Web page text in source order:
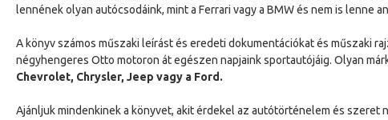
lennének olyan autócsodáink, mint a Ferrari vagy a BMW és nem is lenne
A könyv számos műszaki leírást és eredeti dokumentációkat és műszaki
négyhengeres Otto motoron át egészen napjaink sportautójáig. Olyan
Chevrolet, Chrysler, Jeep vagy a Ford.
Ajánljuk mindenkinek a könyvet, akit érdekel az autótörténelem és szeret